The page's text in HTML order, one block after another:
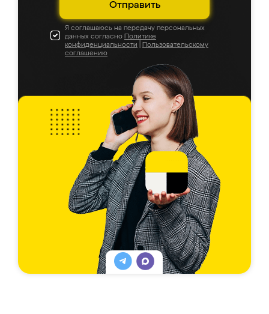
Отправить
Я соглашаюсь на передачу персональных
данных согласно Политике
конфиденциальности
Пользовательскому
соглашению